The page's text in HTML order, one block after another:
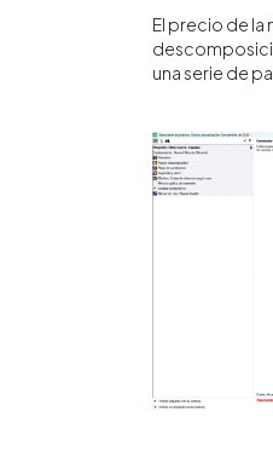
El precio de
una serie de